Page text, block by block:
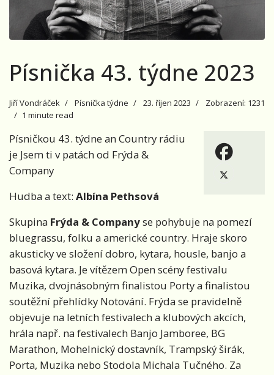
Písnička 43. týdne 2023
Jiří Vondráček Písnička týdne 23. říjen 2023
Zobrazení: 1231
1 minute read
Písničkou 43. týdne an Country rádiu
je Jsem ti v patách od Frýda&
Company
Hudba a text: Albína Pethsová
Skupina Frýda & Companyse pohybuje na pomezí
bluegrassu, folku a americké country. Hraje skoro
akusticky ve složení dobro, kytara, housle, banjo a
basová kytara. Je vítězem Open scény festivalu
Muzika, dvojnásobným finalistou Porty a finalistou
soutěžní přehlídky Notování. Frýda se pravidelně
objevuje na letních festivalech a klubových akcích,
hrála např. na festivalech Banjo Jamboree, BG
Marathon, Mohelnický dostavník, Trampský širák,
Porta, Muzika nebo Stodola Michala Tučného. Za